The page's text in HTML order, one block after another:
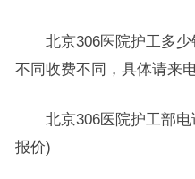
北京306医院护工多少
不同收费不同，具体请来
北京306医院护工部电
报价)